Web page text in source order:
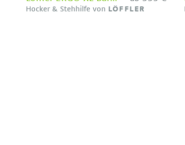
Hocker & Stehhilfe von LÖFFLER